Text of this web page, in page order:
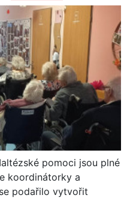
pomoci jsou plné
koordinátorky a
podařilo vytvořit